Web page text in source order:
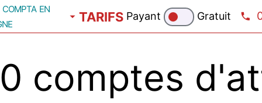
compta en
TARIFS Payant Gratuit
comptes